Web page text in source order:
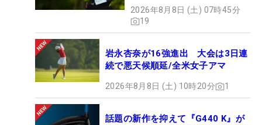
2026年8月8日 (土) 07時45分
19
岩永杏奈が16強進出 大会は3日連
続で悪天候順延/全米女子アマ
2026年8月8日 (土) 10時20分 1
話題の新作を抑えて『G440 K』が